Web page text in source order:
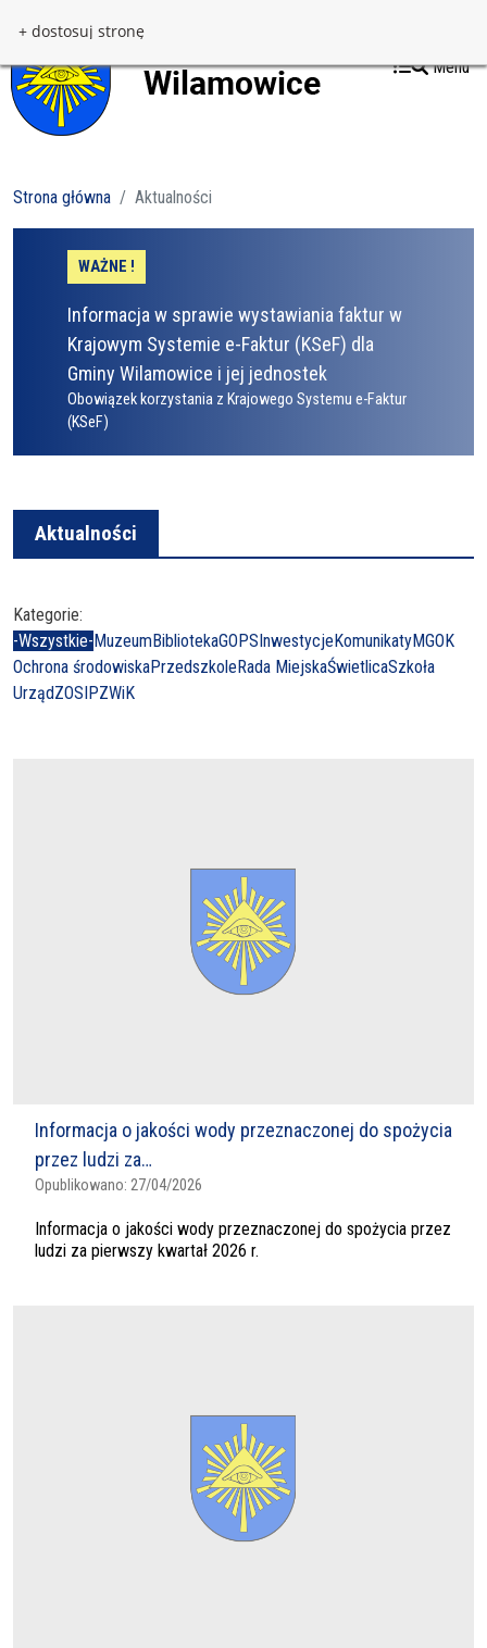
+ dostosuj stronę
Menu
Strona główna Aktualności
WAŻNE !
Informacja w sprawie wystawiania faktur w
Krajowym Systemie e-Faktur (KSeF) dla
Gminy Wilamowice i jej jednostek
Obowiązek korzystania z Krajowego Systemu e-Faktur
(KSeF)
Aktualności
Kategorie:
-Wszystkie-MuzeumBibliotekaGOPSInwestycjeKomunikatyMGOK
Ochrona środowiskaPrzedszkoleRada MiejskaŚwietlicaSzkoła
UrządZOSIPZWiK
Informacja o jakości wody przeznaczonej do spożycia
przez ludzi za…
Opublikowano: 27/04/2026
Informacja o jakości wody przeznaczonej do spożycia przez
ludzi za pierwszy kwartał 2026 r.